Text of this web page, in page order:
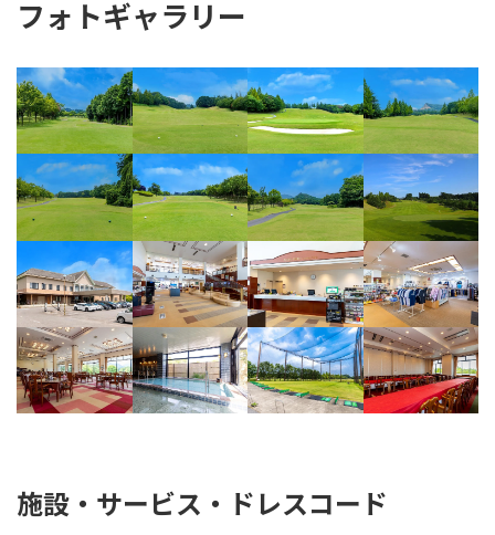
フォトギャラリー
施設・サービス・ドレスコード